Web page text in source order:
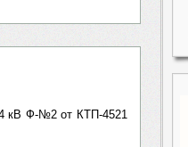
кВ Ф-№2 от КТП-4521